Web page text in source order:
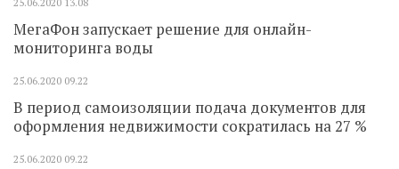
МегаФон запускает решение для онлайн-
мониторинга воды
25.06.2020 09.22
В период самоизоляции подача документов для
оформления недвижимости сократилась на 27 %
25.06.2020 09.22